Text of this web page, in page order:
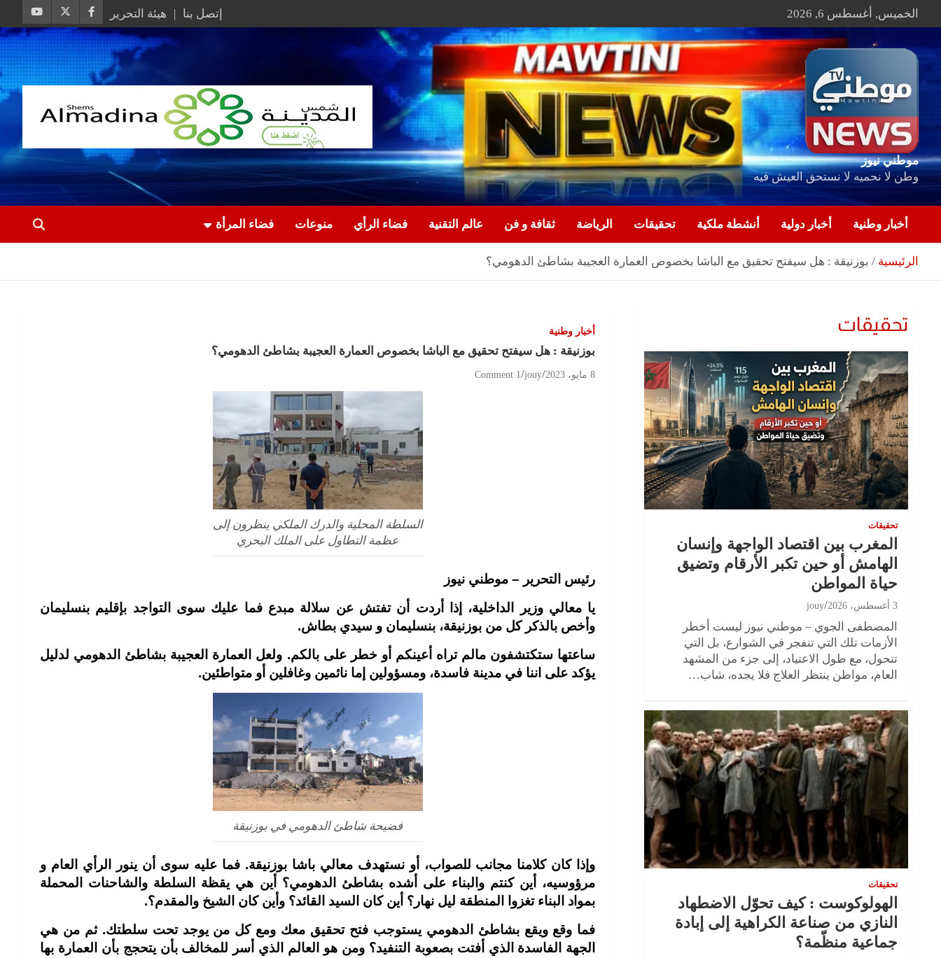
الخميس, أغسطس 6, 2026 إتصل بنا هيئة التحرير
موطني نيوز
وطن لا نحميه لا نستحق العيش فيه
أخبار وطنية أخبار دولية أنشطة ملكية تحقيقات الرياضة ثقافة و فن عالم التقنية فضاء الرأي منوعات فضاء المرأة
الرئيسية بوزنيقة : هل سيفتح تحقيق مع الباشا بخصوص العمارة العجيبة بشاطئ الدهومي؟
أخبار وطنية
بوزنيقة : هل سيفتح تحقيق مع الباشا بخصوص العمارة العجيبة بشاطئ الدهومي؟
8 مايو، 2023 jouy
1 Comment
السلطة المحلية والدرك الملكي ينظرون إلى
عظمة التطاول على الملك البحري
رئيس التحرير – موطني نيوز
يا معالي وزير الداخلية، إذا أردت أن تفتش عن سلالة مبدع فما عليك سوى التواجد بإقليم بنسليمان
وأخص بالذكر كل من بوزنيقة، بنسليمان و سيدي بطاش.
ساعتها ستكتشفون مالم تراه أعينكم أو خطر على بالكم. ولعل العمارة العجيبة بشاطئ الدهومي لدليل
يؤكد على اننا في مدينة فاسدة، ومسؤولين إما نائمين وغافلين أو متواطئين.
فضيحة شاطئ الدهومي في بوزنيقة
وإذا كان كلامنا مجانب للصواب، أو نستهدف معالي باشا بوزنيقة. فما عليه سوى أن ينور الرأي العام و
مرؤوسيه، أين كنتم والبناء على أشده بشاطئ الدهومي؟ أين هي يقظة السلطة والشاحنات المحملة
بمواد البناء تغزوا المنطقة ليل نهار؟ أين كان السيد القائد؟ وأين كان الشيخ والمقدم؟.
فما وقع ويقع بشاطئ الدهومي يستوجب فتح تحقيق معك ومع كل من يوجد تحت سلطتك. ثم من هي
الجهة الفاسدة الذي أفتت بصعوبة التنفيد؟ ومن هو العالم الذي أسر للمخالف بأن يتحجج بأن العمارة بها
تحقيقات
تحقيقات
المغرب بين اقتصاد الواجهة وإنسان
الهامش أو حين تكبر الأرقام وتضيق
حياة المواطن
3 أغسطس، 2026 jouy
المصطفى الجوي – موطني نيوز ليست أخطر
الأزمات تلك التي تنفجر في الشوارع، بل التي
تتحول، مع طول الاعتياد، إلى جزء من المشهد
العام، مواطن ينتظر العلاج فلا يجده، شاب…
تحقيقات
الهولوكوست : كيف تحوّل الاضطهاد
النازي من صناعة الكراهية إلى إبادة
جماعية منظّمة؟